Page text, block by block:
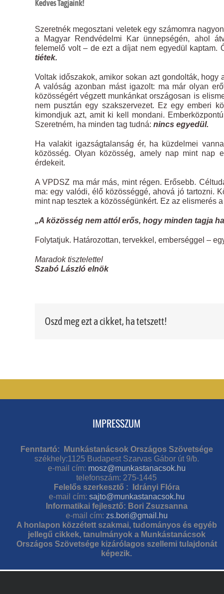
Kedves Tagjaink!
Szeretnék megosztani veletek egy számomra
a Magyar Rendvédelmi Kar ünnepségén, ahol
felemelő volt – de ezt a díjat nem egyedül kaptam.
tiétek.
Voltak időszakok, amikor sokan azt gondolták,
A valóság azonban mást igazolt: ma már olyan
közösségért végzett munkánkat országosan is
nem pusztán egy szakszervezet. Ez egy emberi
kimondjuk azt, amit ki kell mondani.
Szeretném, ha minden tag tudná: nincs egyedül.
Ha valakit igazságtalanság ér, ha küzdelmei
közösség. Olyan közösség, amely nap mint nap
érdekeit.
A VPDSZ ma már más, mint régen. Erősebb.
ma: egy valódi, élő közösséggé, ahová jó tartozni.
mint nap tesztek a közösségünkért. Ez az elismerés
„A közösség nem attól erős, hogy minden tagja
Folytatjuk. Határozottan, tervekkel, emberséggel –
Maradok tisztelettel
Szabó László elnök
Oszd meg ezt a cikket, ha tetszett!
IMPRESSZUM
Fenntartó: Munkástanácsok Országos Szövetsége
székhely:1125 Budapest Szarvas Gábor út 9/b.
e-mail cím: mosz@munkastanacsok.hu
telefonszám: 275-1445
Felelős szerkesztő : Idrányi Flóra
e-mail cím: sajto@munkastanacsok.hu
Informatikai fejlesztő: Bori Zsuzsanna
e-mail cím: zs.bori@gmail.hu
A honlapon közzétett szakmai, tudományos és egyéb
jellegű cikkek, tanulmányok a Munkástanácsok
Országos Szövetsége kizárólagos szellemi tulajdonát
képezik.